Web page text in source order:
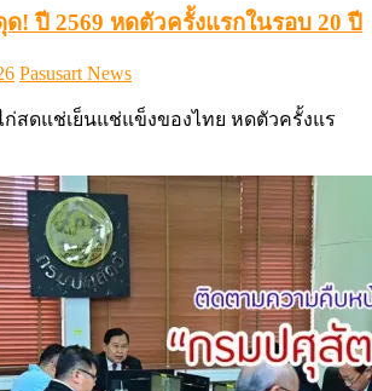
ด! ปี 2569 หดตัวครั้งแรกในรอบ 20 ปี
Author
Pasusart News
ก่สดแช่เย็นแช่แข็งของไทย หดตัวครั้งแร